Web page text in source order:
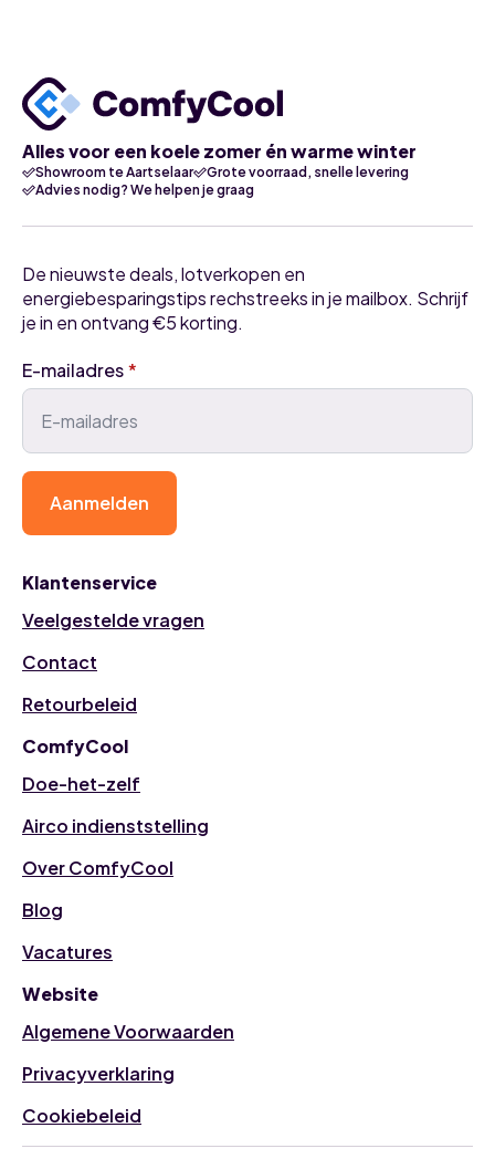
Alles voor een koele zomer én warme winter
Showroom te Aartselaar
Grote voorraad, snelle levering
Advies nodig? We helpen je graag
Klantenservice
Veelgestelde vragen
Contact
Retourbeleid
ComfyCool
Doe-het-zelf
Airco indienststelling
Over ComfyCool
Blog
Vacatures
Website
Algemene Voorwaarden
Privacyverklaring
Cookiebeleid
De nieuwste deals, lotverkopen en
energiebesparingstips rechstreeks in je mailbox. Schrijf
je in en ontvang €5 korting.
E-mailadres*
Aanmelden